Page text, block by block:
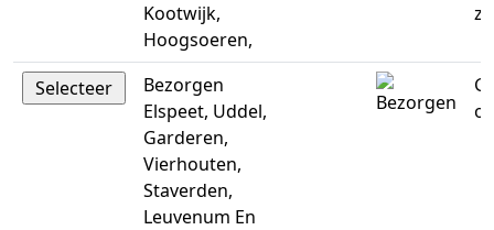
Kootwijk,
Hoogsoeren,
Bezorgen
Elspeet, Uddel,
Garderen,
Vierhouten,
Staverden,
Leuvenum En